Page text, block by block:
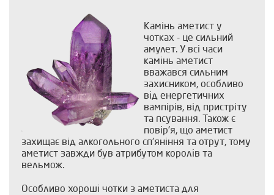
Камінь аметист у
чотках - це сильний
амулет. У всі часи
камінь аметист
вважався сильним
захисником, особливо
від енергетичних
вампірів, від пристріту
та псування. Також є
повір'я, що аметист
захищає від алкогольного сп'яніння та отрут, тому
аметист завжди був атрибутом королів та
вельмож.
Особливо хороші чотки з аметиста для